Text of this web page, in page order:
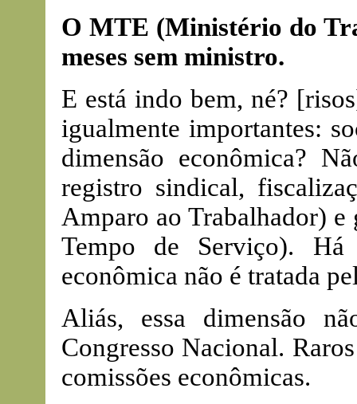
O MTE (Ministério do
meses sem ministro.
E está indo bem, né?
igualmente importantes:
dimensão econômica?
registro sindical,
Amparo ao Trabalhador)
Tempo de Serviço).
econômica não é tratada
Aliás, essa dimensão
Congresso Nacional.
comissões econômicas.